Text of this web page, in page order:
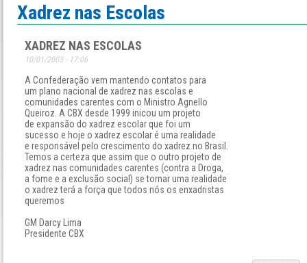
Fale Conosco
Xadrez nas Escolas
XADREZ NAS ESCOLAS
10/01/2003 - 17:06
A Confederação vem mantendo contatos para
um plano nacional de xadrez nas escolas e
comunidades carentes com o Ministro Agnello
Queiroz. A CBX desde 1999 inicou um projeto
de expansão do xadrez escolar que foi um
sucesso e hoje o xadrez escolar é uma realidade
e responsável pelo crescimento do xadrez no Brasil.
Temos a certeza que assim que o outro projeto de
xadrez nas comunidades carentes (contra a Droga,
a fome e a exclusão social) se tornar uma realidade
o xadrez terá a força que todos nós os enxadristas
queremos
GM Darcy Lima
Presidente CBX